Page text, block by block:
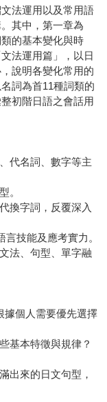
法運用以及常用語
其中，第一章為
的基本變化與時
法運用篇」，以日
說明各變化常用的
詞為首11種詞類的
初階日語之會話用
代名詞、數字等主
。
換字詞，反覆深入
技能及應考實力。
法、句型、單字融
據個人需要優先選擇
基本特徵與規律？
出來的日文句型，